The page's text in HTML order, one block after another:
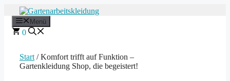
Inhalt
springen
Menü
0
Start / Komfort trifft auf Funktion –
Gartenkleidung Shop, die begeistert!